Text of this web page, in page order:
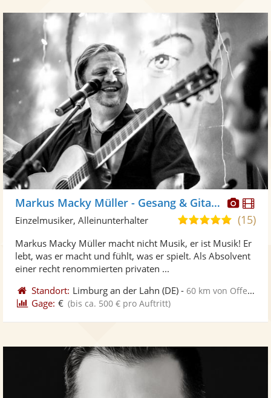
Fotos
Markus Macky Müller - Gesang & Gitarre, DJ, Band
4,9
5
(15)
Einzelmusiker, Alleinunterhalter
Markus Macky Müller macht nicht Musik, er ist Musik! Er
lebt, was er macht und fühlt, was er spielt. Als Absolvent
einer recht renommierten privaten ...
Standort: Limburg an der Lahn (DE) -60 km von Offenbach am Main
Gage: € (bis ca. 500 € pro Auftritt)